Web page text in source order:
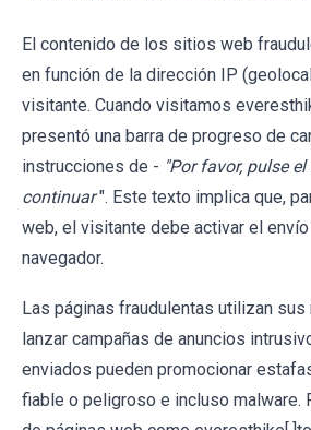
El contenido de los sitios web
en función de la dirección IP
visitante. Cuando visitamos
presentó una barra de progreso de
instrucciones de - "Por favor, pulse
continuar ". Este texto implica que,
web, el visitante debe activar el
navegador.
Las páginas fraudulentas utilizan
lanzar campañas de anuncios
enviados pueden promocionar
fiable o peligroso e incluso malware.